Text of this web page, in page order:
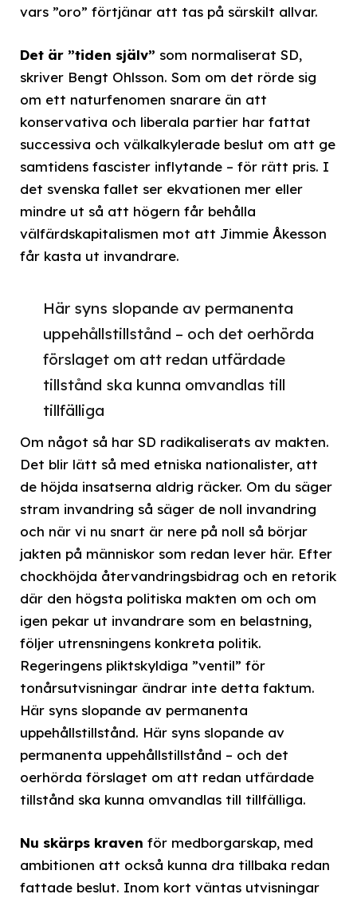
vars ”oro” förtjänar att tas på särskilt allvar.
Det är ”tiden själv” som normaliserat SD,
skriver Bengt Ohlsson. Som om det rörde sig
om ett naturfenomen snarare än att
konservativa och liberala partier har fattat
successiva och välkalkylerade beslut om att ge
samtidens fascister inflytande – för rätt pris. I
det svenska fallet ser ekvationen mer eller
mindre ut så att högern får behålla
välfärdskapitalismen mot att Jimmie Åkesson
får kasta ut invandrare.
Här syns slopande av permanenta
uppehållstillstånd – och det oerhörda
förslaget om att redan utfärdade
tillstånd ska kunna omvandlas till
tillfälliga
Om något så har SD radikaliserats av makten.
Det blir lätt så med etniska nationalister, att
de höjda insatserna aldrig räcker. Om du säger
stram invandring så säger de noll invandring
och när vi nu snart är nere på noll så börjar
jakten på människor som redan lever här. Efter
chockhöjda återvandringsbidrag och en retorik
där den högsta politiska makten om och om
igen pekar ut invandrare som en belastning,
följer utrensningens konkreta politik.
Regeringens pliktskyldiga ”ventil” för
tonårsutvisningar ändrar inte detta faktum.
Här syns slopande av permanenta
uppehållstillstånd. Här syns slopande av
permanenta uppehållstillstånd – och det
oerhörda förslaget om att redan utfärdade
tillstånd ska kunna omvandlas till tillfälliga.
Nu skärps kraven för medborgarskap, med
ambitionen att också kunna dra tillbaka redan
fattade beslut. Inom kort väntas utvisningar